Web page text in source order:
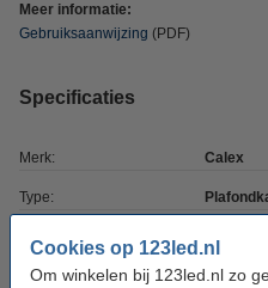
Cookies op 123led.nl
Om winkelen bij 123led.nl zo
Meer informatie:
Gebruiksaanwijzing (PDF)
Specificaties
Merk: Calex
Type:
Kleur: Koper
Vorm: Rond